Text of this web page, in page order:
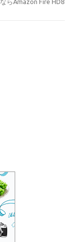
らAmazon Fire HD8